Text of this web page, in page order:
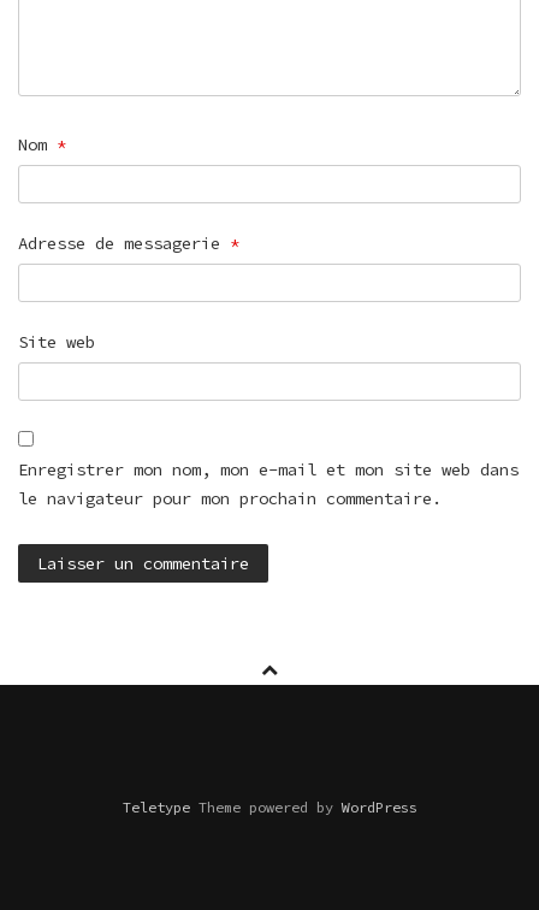
Nom *
Adresse de messagerie *
Site web
Enregistrer mon nom, mon e-mail et mon site web dans
le navigateur pour mon prochain commentaire.
TeletypeTheme powered byWordPress